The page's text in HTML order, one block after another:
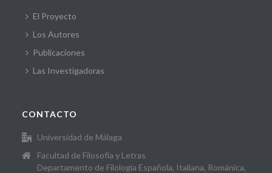
El Proyecto
Los Autores
Publicaciones
Las Investigadoras
CONTACTO
Universidad de Málaga
Facultad de Filosofía y Letras
Departamento de Filología Española, Italiana, Románica,